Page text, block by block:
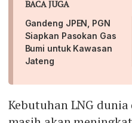
BACA JUGA
Gandeng JPEN, PGN
Siapkan Pasokan Gas
Bumi untuk Kawasan
Jateng
Kebutuhan LNG